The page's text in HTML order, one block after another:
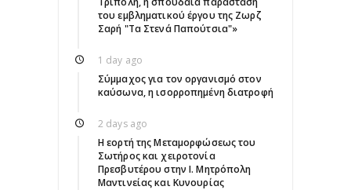
του εμβληματικού έργου της Ζωρζ
Σαρή "Τα Στενά Παπούτσια"»
1 day ago
Σύμμαχος για τον οργανισμό στον
καύσωνα, η ισορροπημένη διατροφή
2 days ago
Η εορτή της Μεταμορφώσεως του
Σωτήρος και χειροτονία
Πρεσβυτέρου στην Ι. Μητρόπολη
Μαντινείας και Κυνουρίας